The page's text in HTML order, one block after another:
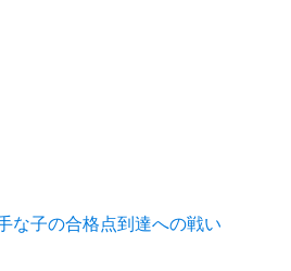
子の合格点到達への戦い